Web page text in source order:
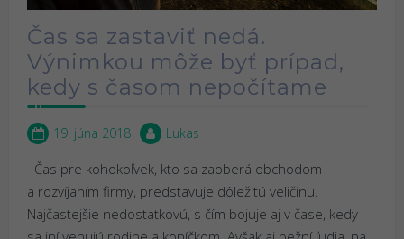
Čas sa zastaviť nedá.
Výnimkou môže byť prípad,
kedy s časom nepočítame
19. júna 2018 Lukas
Čas pre kohokoľvek, kto sa zaoberá obchodom
a rozvíjaním firmy, predstavuje dôležitú veličinu.
Najčastejšie nedostatkovú, s čím bojuje aj v čase, kedy